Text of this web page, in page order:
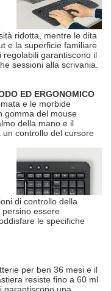
ridotta, mentre le dita
e la superficie familiare
garantiscono il
sessioni alla scrivania.
ED ERGONOMICO
e le morbide
gomma del mouse
della mano e il
controllo del cursore
di controllo della
essere
le specifiche
per ben 36 mesi e il
resiste fino a 60 ml
garantiscono una